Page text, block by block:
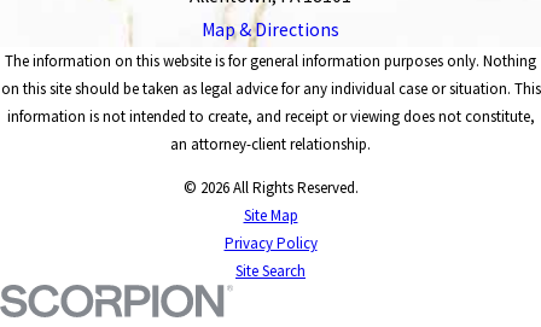
Map & Directions
The information on this website is for general information purposes only. Nothing
on this site should be taken as legal advice for any individual case or situation. This
information is not intended to create, and receipt or viewing does not constitute,
an attorney-client relationship.
© 2026 All Rights Reserved.
Site Map
Privacy Policy
Site Search